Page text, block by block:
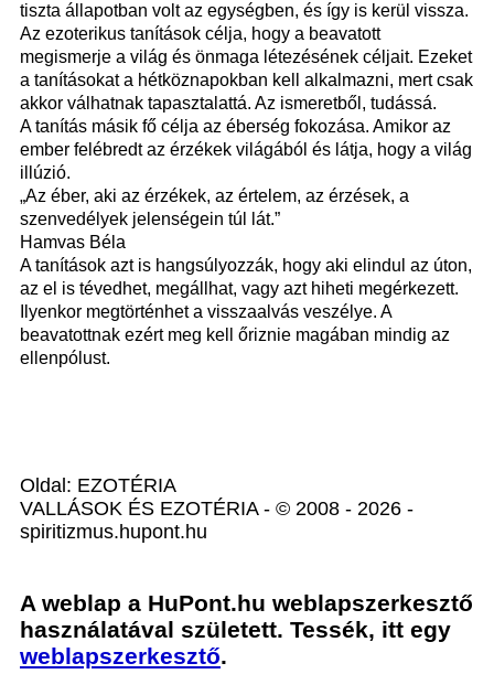
tiszta állapotban volt az egységben, és így is kerül vissza.
Az ezoterikus tanítások célja, hogy a beavatott
megismerje a világ és önmaga létezésének céljait. Ezeket
a tanításokat a hétköznapokban kell alkalmazni, mert csak
akkor válhatnak tapasztalattá. Az ismeretből, tudássá.
A tanítás másik fő célja az éberség fokozása. Amikor az
ember felébredt az érzékek világából és látja, hogy a világ
illúzió.
„Az éber, aki az érzékek, az értelem, az érzések, a
szenvedélyek jelenségein túl lát.”
Hamvas Béla
A tanítások azt is hangsúlyozzák, hogy aki elindul az úton,
az el is tévedhet, megállhat, vagy azt hiheti megérkezett.
Ilyenkor megtörténhet a visszaalvás veszélye. A
beavatottnak ezért meg kell őriznie magában mindig az
ellenpólust.
Oldal: EZOTÉRIA
VALLÁSOK ÉS EZOTÉRIA - © 2008 - 2026 -
spiritizmus.hupont.hu
A weblap a HuPont.hu weblapszerkesztő
használatával született. Tessék, itt egy
weblapszerkesztő.